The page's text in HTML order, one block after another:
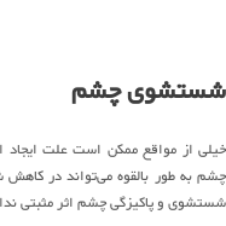
شستشوی چشم
خیلی از مواقع ممکن است علت
چشم به طور بالقوه می‌تواند در
شستشوی و پاکیزگی چشم اثر مثبتی